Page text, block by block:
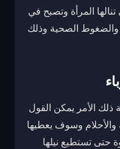
المرأة وتصبح في
الصحية وذلك
ذلك الأمر يمكن القول
والأحلام وسوف يعطيها
حتى تستطيع نيلها